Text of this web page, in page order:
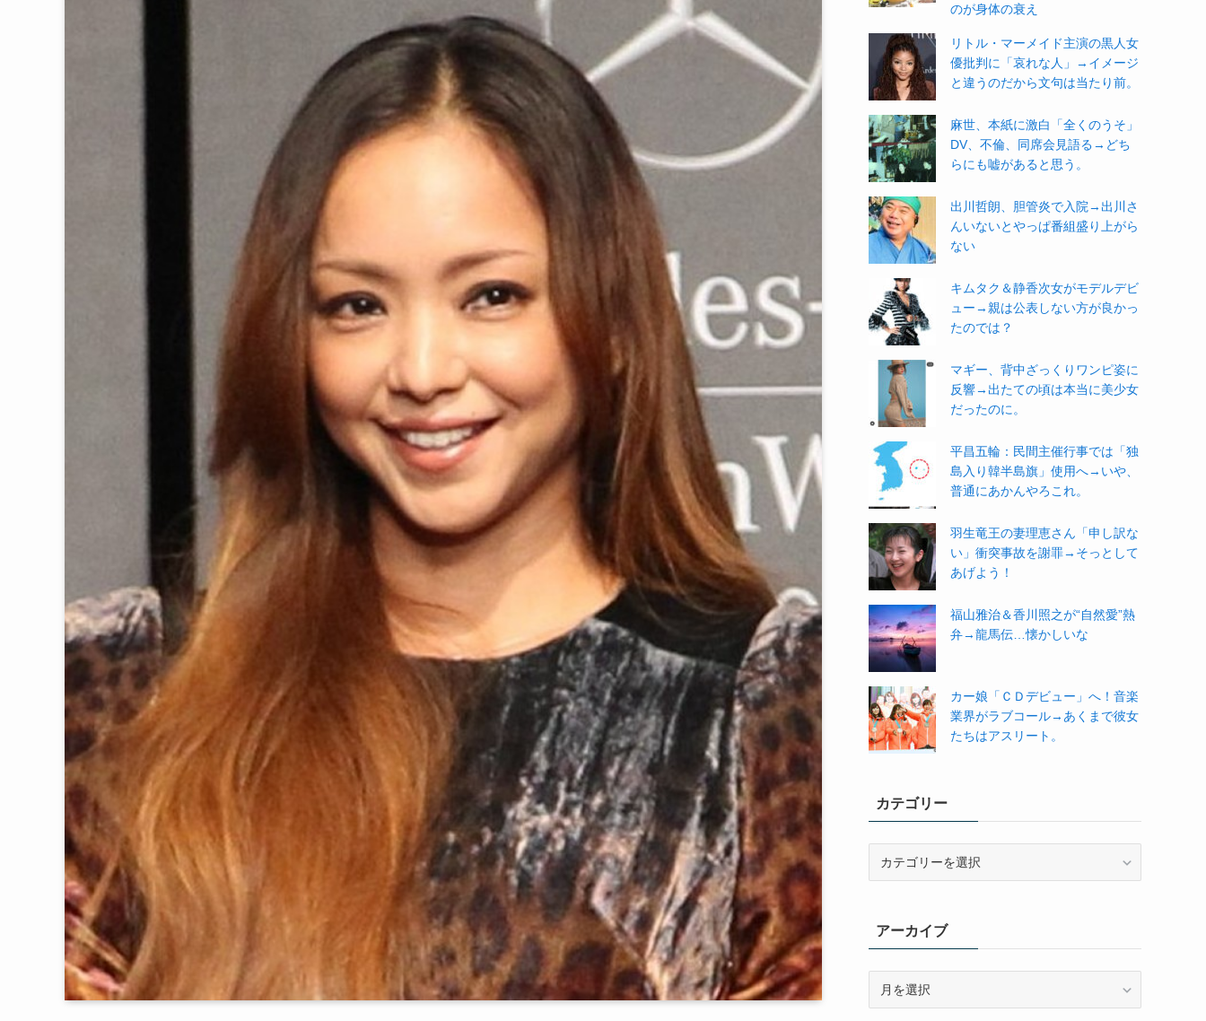
のが身体の衰え
リトル・マーメイド主演の黒人女
優批判に「哀れな人」→イメージ
と違うのだから文句は当たり前。
麻世、本紙に激白「全くのうそ」
DV、不倫、同席会見語る→どち
らにも嘘があると思う。
出川哲朗、胆管炎で入院→出川さ
んいないとやっぱ番組盛り上がら
ない
キムタク＆静香次女がモデルデビ
ュー→親は公表しない方が良かっ
たのでは？
マギー、背中ざっくりワンピ姿に
反響→出たての頃は本当に美少女
だったのに。
平昌五輪：民間主催行事では「独
島入り韓半島旗」使用へ→いや、
普通にあかんやろこれ。
羽生竜王の妻理恵さん「申し訳な
い」衝突事故を謝罪→そっとして
あげよう！
福山雅治＆香川照之が“自然愛”熱
弁→龍馬伝…懐かしいな
カー娘「ＣＤデビュー」へ！音楽
業界がラブコール→あくまで彼女
たちはアスリート。
カテゴリー
ーアーカイブ